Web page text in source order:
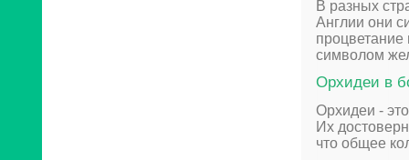
В разных
Англии они
процветание
символом
Орхидеи в
Орхидеи -
Их
что общее